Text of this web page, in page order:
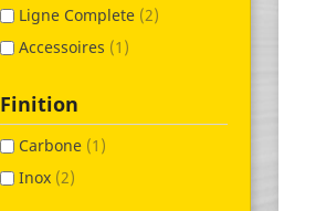
Ligne Complete (2)
Accessoires (1)
Finition
Carbone (1)
Inox (2)